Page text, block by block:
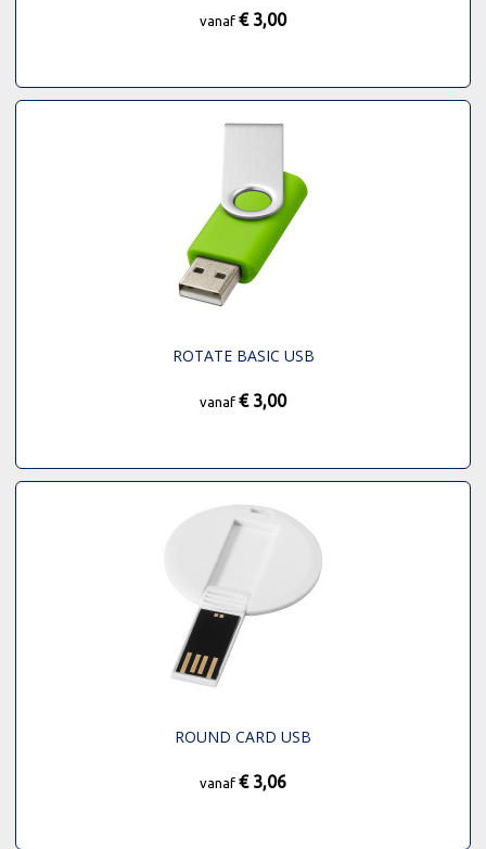
vanaf € 3,00
ROTATE BASIC USB
vanaf € 3,00
ROUND CARD USB
vanaf € 3,06